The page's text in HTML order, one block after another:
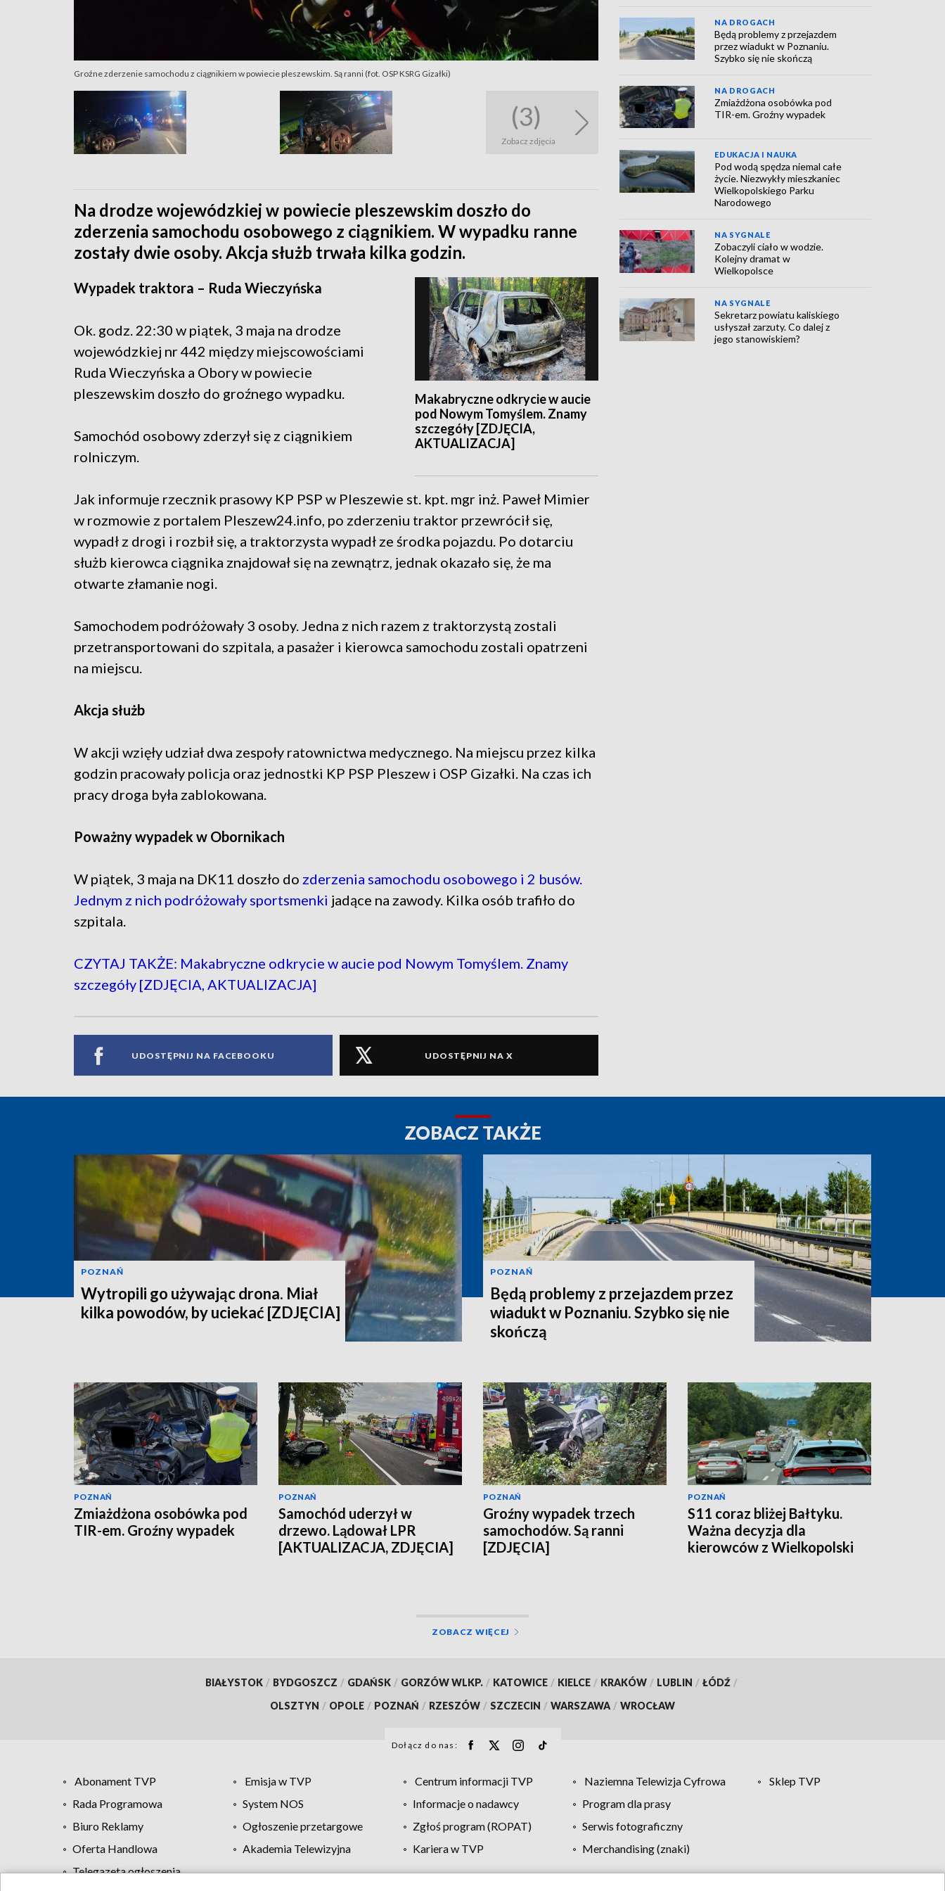
Groźne zderzenie samochodu z ciągnikiem w powiecie pleszewskim. Są ranni (fot. OSP KSRG Gizałki)
(3)
Zobacz zdjęcia
Na drodze wojewódzkiej w powiecie pleszewskim doszło do
zderzenia samochodu osobowego z ciągnikiem. W wypadku ranne
zostały dwie osoby. Akcja służb trwała kilka godzin.
Makabryczne odkrycie w aucie
pod Nowym Tomyślem. Znamy
szczegóły [ZDJĘCIA,
AKTUALIZACJA]
Wypadek traktora – Ruda Wieczyńska
Ok. godz. 22:30 w piątek, 3 maja na drodze
wojewódzkiej nr 442 między miejscowościami
Ruda Wieczyńska a Obory w powiecie
pleszewskim doszło do groźnego wypadku.
Samochód osobowy zderzył się z ciągnikiem
rolniczym.
Jak informuje rzecznik prasowy KP PSP w Pleszewie st. kpt. mgr inż. Paweł Mimier
w rozmowie z portalem Pleszew24.info, po zderzeniu traktor przewrócił się,
wypadł z drogi i rozbił się, a traktorzysta wypadł ze środka pojazdu. Po dotarciu
służb kierowca ciągnika znajdował się na zewnątrz, jednak okazało się, że ma
otwarte złamanie nogi.
Samochodem podróżowały 3 osoby. Jedna z nich razem z traktorzystą zostali
przetransportowani do szpitala, a pasażer i kierowca samochodu zostali opatrzeni
na miejscu.
Akcja służb
W akcji wzięły udział dwa zespoły ratownictwa medycznego. Na miejscu przez kilka
godzin pracowały policja oraz jednostki KP PSP Pleszew i OSP Gizałki. Na czas ich
pracy droga była zablokowana.
Poważny wypadek w Obornikach
W piątek, 3 maja na DK11 doszło do zderzenia samochodu osobowego i 2 busów.
Jednym z nich podróżowały sportsmenki jadące na zawody. Kilka osób trafiło do
szpitala.
CZYTAJ TAKŻE: Makabryczne odkrycie w aucie pod Nowym Tomyślem. Znamy
szczegóły [ZDJĘCIA, AKTUALIZACJA]
UDOSTĘPNIJ NA FACEBOOKU UDOSTĘPNIJ NA X
NA DROGACH
Będą problemy z przejazdem
przez wiadukt w Poznaniu.
Szybko się nie skończą
NA DROGACH
Zmiażdżona osobówka pod
TIR-em. Groźny wypadek
EDUKACJA I NAUKA
Pod wodą spędza niemal całe
życie. Niezwykły mieszkaniec
Wielkopolskiego Parku
Narodowego
NA SYGNALE
Zobaczyli ciało w wodzie.
Kolejny dramat w
Wielkopolsce
NA SYGNALE
Sekretarz powiatu kaliskiego
usłyszał zarzuty. Co dalej z
jego stanowiskiem?
ZOBACZ TAKŻE
POZNAŃ
Wytropili go używając drona. Miał
kilka powodów, by uciekać [ZDJĘCIA]
POZNAŃ
Będą problemy z przejazdem przez
wiadukt w Poznaniu. Szybko się nie
skończą
POZNAŃ
Zmiażdżona osobówka pod
TIR-em. Groźny wypadek
POZNAŃ
Samochód uderzył w
drzewo. Lądował LPR
[AKTUALIZACJA, ZDJĘCIA]
POZNAŃ
Groźny wypadek trzech
samochodów. Są ranni
[ZDJĘCIA]
POZNAŃ
S11 coraz bliżej Bałtyku.
Ważna decyzja dla
kierowców z Wielkopolski
ZOBACZ WIĘCEJ
BIAŁYSTOK / BYDGOSZCZ / GDAŃSK / GORZÓW WLKP. / KATOWICE / KIELCE / KRAKÓW / LUBLIN / ŁÓDŹ /
OLSZTYN / OPOLE / POZNAŃ / RZESZÓW / SZCZECIN / WARSZAWA / WROCŁAW
Dołącz do nas:
Abonament TVP Emisja w TVP Centrum informacji TVP Naziemna Telewizja Cyfrowa
Sklep TVP
Rada Programowa
System NOS Informacje o nadawcy
Program dla prasy
Biuro Reklamy
Ogłoszenie przetargowe Zgłoś program (ROPAT)
Serwis fotograficzny
Oferta Handlowa
Akademia Telewizyjna Kariera w TVP
Merchandising (znaki)
Telegazeta ogłoszenia